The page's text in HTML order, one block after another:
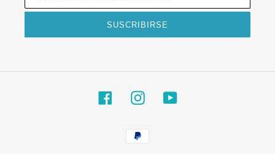
SUSCRIBIRSE
FacebookInstagramYouTube
Métodos
de